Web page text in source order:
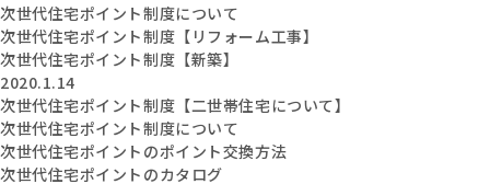
次世代住宅ポイント制度について
次世代住宅ポイント制度【リフォーム工事】
次世代住宅ポイント制度【新築】
2020.1.14
次世代住宅ポイント制度【二世帯住宅について】
次世代住宅ポイント制度について
次世代住宅ポイントのポイント交換方法
次世代住宅ポイントのカタログ